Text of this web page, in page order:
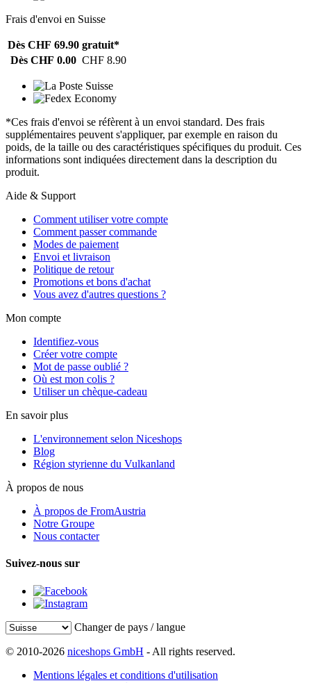
Frais d'envoi en Suisse
Dès CHF 69.90 gratuit*
Dès CHF 0.00 CHF 8.90
*Ces frais d'envoi se réfèrent à un envoi standard. Des frais
supplémentaires peuvent s'appliquer, par exemple en raison du
poids, de la taille ou des caractéristiques spécifiques du produit. Ces
informations sont indiquées directement dans la description du
produit.
Aide & Support
Comment utiliser votre compte
Comment passer commande
Modes de paiement
Envoi et livraison
Politique de retour
Promotions et bons d'achat
Vous avez d'autres questions ?
Mon compte
Identifiez-vous
Créer votre compte
Mot de passe oublié ?
Où est mon colis ?
Utiliser un chèque-cadeau
En savoir plus
L'environnement selon Niceshops
Blog
Région styrienne du Vulkanland
À propos de nous
À propos de FromAustria
Notre Groupe
Nous contacter
Suivez-nous sur
Changer de pays / langue
© 2010-2026 niceshops GmbH - All rights reserved.
Mentions légales et conditions d'utilisation